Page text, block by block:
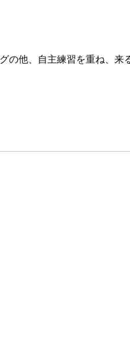
他、自主練習を重ね、